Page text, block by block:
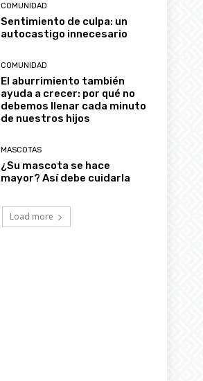
COMUNIDAD
Sentimiento de culpa: un
autocastigo innecesario
COMUNIDAD
El aburrimiento también
ayuda a crecer: por qué no
debemos llenar cada minuto
de nuestros hijos
MASCOTAS
¿Su mascota se hace
mayor? Así debe cuidarla
Load more